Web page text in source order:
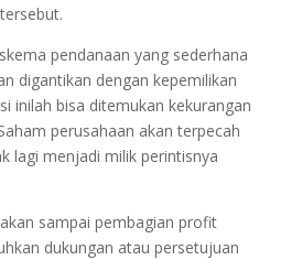
pendanaan yang sederhana
digantikan dengan kepemilikan
inilah bisa ditemukan kekurangan
perusahaan akan terpecah
lagi menjadi milik perintisnya
sampai pembagian profit
dukungan atau persetujuan